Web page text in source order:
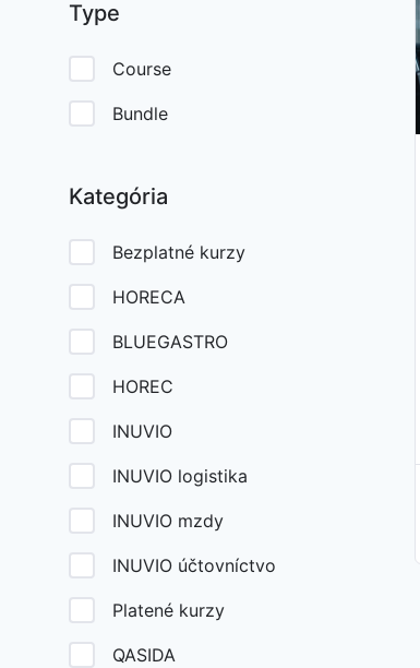
Type
Course
Bundle
Kategória
Bezplatné kurzy
HORECA
BLUEGASTRO
HOREC
INUVIO
INUVIO logistika
INUVIO mzdy
INUVIO účtovníctvo
Platené kurzy
QASIDA